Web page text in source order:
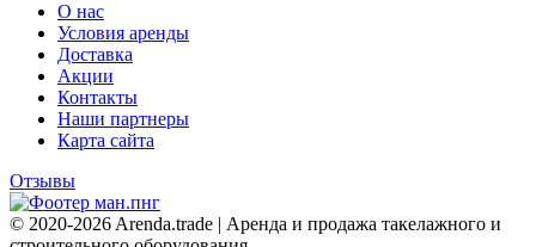
О нас
Условия аренды
Доставка
Акции
Контакты
Наши партнеры
Карта сайта
Отзывы
© 2020-2026 Arenda.trade | Аренда и продажа такелажного и